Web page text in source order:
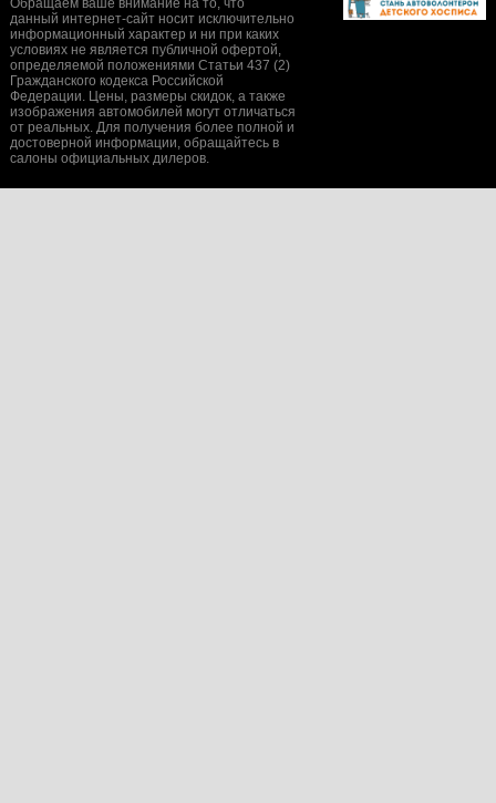
Обращаем ваше внимание на то, что
данный интернет-сайт носит исключительно
информационный характер и ни при каких
условиях не является публичной офертой,
определяемой положениями Статьи 437 (2)
Гражданского кодекса Российской
Федерации. Цены, размеры скидок, а также
изображения автомобилей могут отличаться
от реальных. Для получения более полной и
достоверной информации, обращайтесь в
салоны официальных дилеров.